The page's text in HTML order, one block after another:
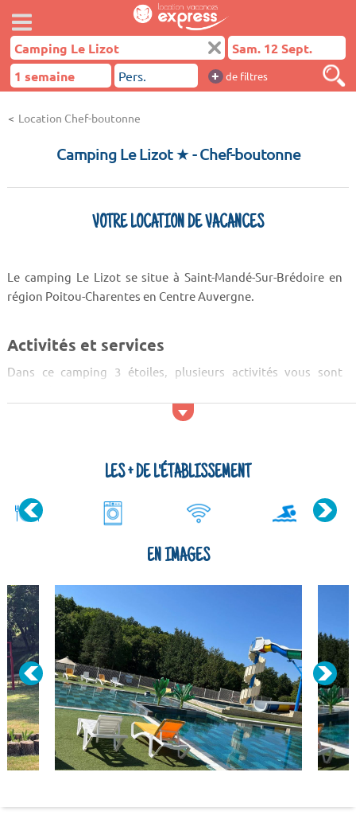
+ de filtres
Location Chef-boutonne
Camping Le Lizot ★- Chef-boutonne
VOTRE LOCATION DE VACANCES
Le camping Le Lizot se situe à Saint-Mandé-Sur-Brédoire en
région Poitou-Charentes en Centre Auvergne.
Activités et services
Dans ce camping 3 étoiles, plusieurs activités vous sont
une structure gonflable est à disposition pour les enfants.
LES + DE L'ÉTABLISSEMENT
EN IMAGES